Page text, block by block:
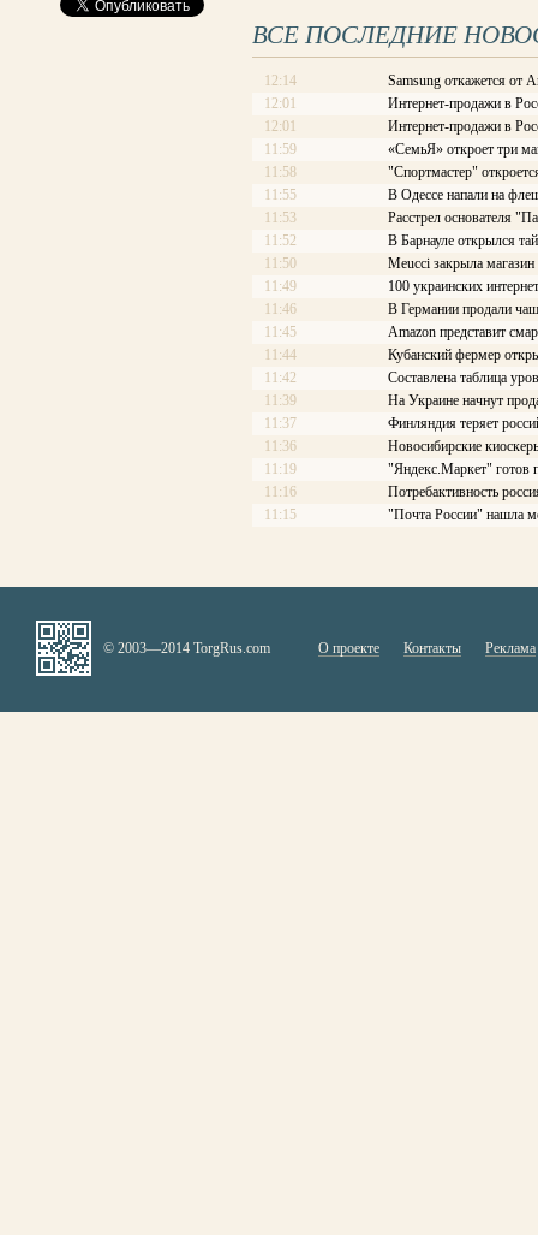
ВСЕ ПОСЛЕДНИЕ
12:14
Samsung откажется от
12:01
Интернет-продажи в
12:01
Интернет-продажи в
11:59
«СемьЯ» откроет три
11:58
"Спортмастер"
11:55
В Одессе напали на
11:53
Расстрел основателя
11:52
В Барнауле открылся
11:50
Meucci закрыла
11:49
100 украинских
11:46
В Германии продали
11:45
Amazon представит
11:44
Кубанский фермер
11:42
Составлена таблица
11:39
На Украине начнут
11:37
Финляндия теряет
11:36
Новосибирские
11:19
"Яндекс.Маркет" готов
11:16
Потребактивность
11:15
"Почта России" нашла
© 2003—2014 TorgRus.com О проекте Контакты Реклама